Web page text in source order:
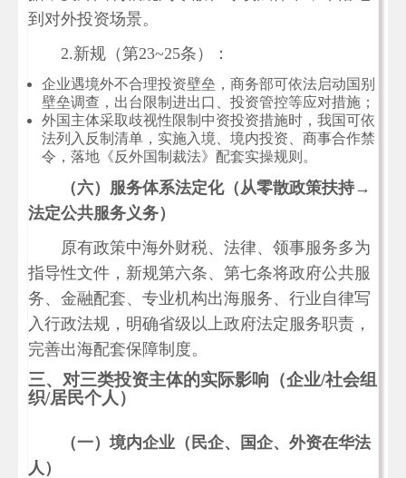
到对外投资场景。
2.新规（第23~25条）：
企业遇境外不合理投资壁垒，商务部可依法启动国别
壁垒调查，出台限制进出口、投资管控等应对措施；
外国主体采取歧视性限制中资投资措施时，我国可依
法列入反制清单，实施入境、境内投资、商事合作禁
令，落地《反外国制裁法》配套实操规则。
（六）服务体系法定化（从零散政策扶持→
法定公共服务义务）
原有政策中海外财税、法律、领事服务多为
指导性文件，新规第六条、第七条将政府公共服
务、金融配套、专业机构出海服务、行业自律写
入行政法规，明确省级以上政府法定服务职责，
完善出海配套保障制度。
三、对三类投资主体的实际影响（企业/社会组
织/居民个人）
（一）境内企业（民企、国企、外资在华法
人）